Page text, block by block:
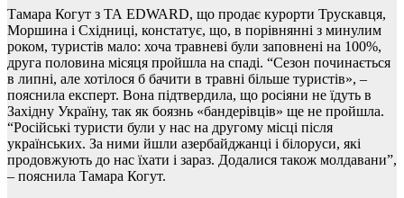
Тамара Когут з ТА EDWARD, що продає курорти Трускавця,
Моршина і Східниці, констатує, що, в порівнянні з минулим
роком, туристів мало: хоча травневі були заповнені на 100%,
друга половина місяця пройшла на спаді. “Сезон починається
в липні, але хотілося б бачити в травні більше туристів», –
пояснила експерт. Вона підтвердила, що росіяни не їдуть в
Західну Україну, так як боязнь «бандерівців» ще не пройшла.
“Російські туристи були у нас на другому місці після
українських. За ними йшли азербайджанці і білоруси, які
продовжують до нас їхати і зараз. Додалися також молдавани”,
– пояснила Тамара Когут.